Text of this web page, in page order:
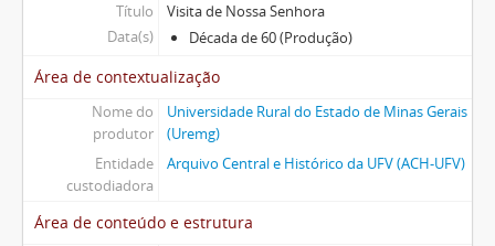
Título
Visita de Nossa Senhora
Data(s)
Década de 60 (Produção)
Área de contextualização
Nome do
produtor
Universidade Rural do Estado de Minas Gerais
(Uremg)
Entidade
custodiadora
Arquivo Central e Histórico da UFV (ACH-UFV)
Área de conteúdo e estrutura